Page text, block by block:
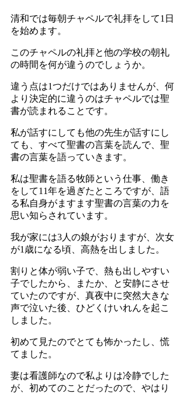
清和では毎朝チャペルで礼拝をして1日
を始めます。
このチャペルの礼拝と他の学校の朝礼
の時間を何が違うのでしょうか。
違う点は1つだけではありませんが、何
より決定的に違うのはチャペルでは聖
書が読まれることです。
私が話すにしても他の先生が話すにし
ても、すべて聖書の言葉を読んで、聖
書の言葉を語っていきます。
私は聖書を語る牧師という仕事、働き
をして11年を過ぎたところですが、語
る私自身がますます聖書の言葉の力を
思い知らされています。
我が家には3人の娘がおりますが、次女
が1歳になる頃、高熱を出しました。
割りと体が弱い子で、熱も出しやすい
子でしたから、またか、と安静にさせ
ていたのですが、真夜中に突然大きな
声で泣いた後、ひどくけいれんを起こ
しました。
初めて見たのでとても怖かったし、慌
てました。
妻は看護師なので私よりは冷静でした
が、初めてのことだったので、やはり